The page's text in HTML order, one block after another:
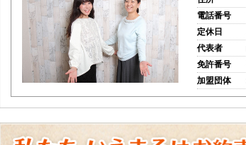
電話番号
定休日
代表者
免許番号
加盟団体